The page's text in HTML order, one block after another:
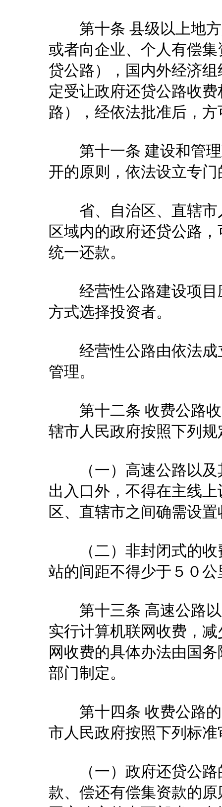
第十条 县级以上地方
或者向企业、个人有偿
贷公路），国内外经济
定受让政府还贷公路收
路），经依法批准后，
第十一条 建设和管理
开的原则，依法设立专
省、自治区、直辖市
区域内的政府还贷公路
统一还款。
经营性公路建设项目
方式选择投资者。
经营性公路由依法成
管理。
第十二条 收费公路收
辖市人民政府按照下列
（一）高速公路以及
出入口外，不得在主线
区、直辖市之间确需设
（二）非封闭式的收
站的间距不得少于５０公
第十三条 高速公路以
实行计算机联网收费，
网收费的具体办法由国
部门制定。
第十四条 收费公路的
市人民政府按照下列标
（一）政府还贷公路
款、偿还有偿集资款的